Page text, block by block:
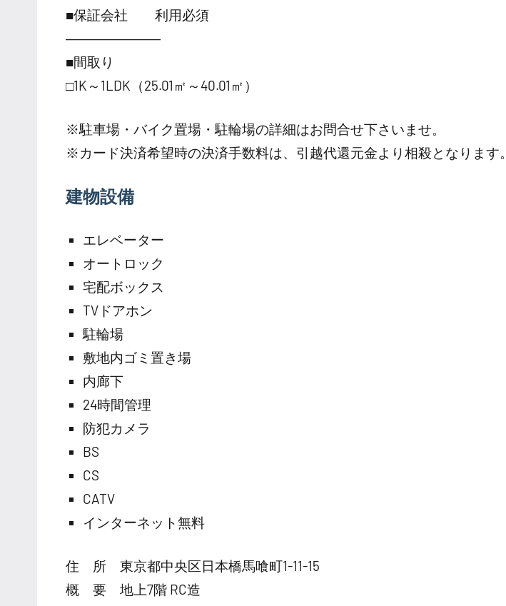
■保証会社 利用必須
―――――――
■間取り
□1K～1LDK（25.01㎡～40.01㎡）
※駐車場・バイク置場・駐輪場の詳細はお問合せ下さいませ。
※カード決済希望時の決済手数料は、引越代還元金より相殺となります。
建物設備
エレベーター
オートロック
宅配ボックス
TVドアホン
駐輪場
敷地内ゴミ置き場
内廊下
24時間管理
防犯カメラ
BS
CS
CATV
インターネット無料
住 所 東京都中央区日本橋馬喰町1-11-15
概 要 地上7階 RC造